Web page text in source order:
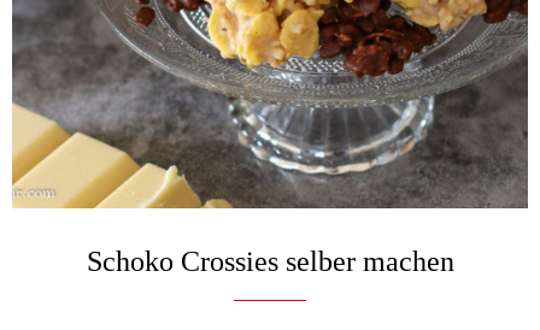
Schoko Crossies selber machen